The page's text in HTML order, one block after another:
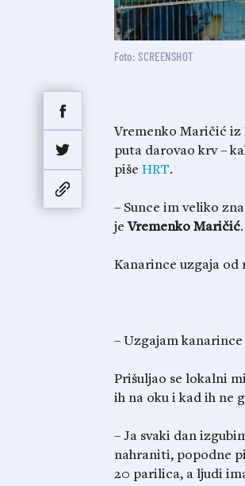
Foto: SCREENSHOT
Vremenko Maričić iz
puta darovao krv –
piše HRT.
– Sunce im veliko
je Vremenko Maričić.
Kanarince uzgaja od
– Uzgajam
Prišuljao se lokalni
ih na oku i kad ih ne
– Ja svaki dan
nahraniti, popodne
20 parilica, a ljudi